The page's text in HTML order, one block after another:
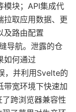
模块；API集成代
取应用数据、更
及路由配置
导航。泄露的仓
如何通过
，并利用Svelte的
带宽环境下快速加
跨浏览器兼容性